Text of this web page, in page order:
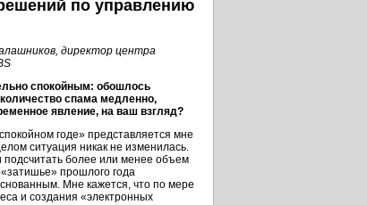
по управлению
директор центра
спокойным: обошлось
спама медленно,
явление, на ваш взгляд?
годе» представляется мне
ситуация никак не изменилась.
подсчитать более или менее объем
прошлого года
Мне кажется, что по мере
и создания «электронных